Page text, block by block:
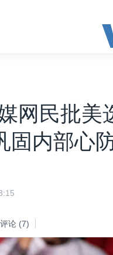
网民批美
固内部心
评论 (7)